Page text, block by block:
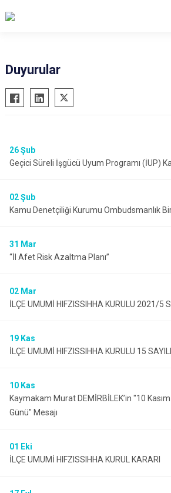
Akyurt
Altındağ
Bala
Beypazarı
Çankaya
Elmadağ
Etimesgut
Gölbaşı
Güdül
Duyurular
26Şub
Geçici Süreli İşgücü Uyum Programı (İUP)
02Şub
Kamu Denetçiliği Kurumu Ombudsmanlık
31 Mar
“İl Afet Risk Azaltma Planı”
02 Mar
İLÇE UMUMİ HIFZISSIHHA KURULU 2021/5
19 Kas
İLÇE UMUMİ HIFZISSIHHA KURULU 15
10 Kas
Kaymakam Murat DEMİRBİLEK’in "10
Günü" Mesajı
01 Eki
İLÇE UMUMİ HIFZISSIHHA KURUL KARARI